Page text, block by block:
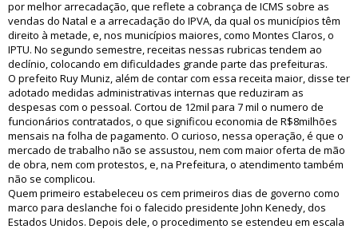
por melhor arrecadação, que reflete a cobrança de ICMS sobre as
vendas do Natal e a arrecadação do IPVA, da qual os municípios têm
direito à metade, e, nos municípios maiores, como Montes Claros, o
IPTU. No segundo semestre, receitas nessas rubricas tendem ao
declínio, colocando em dificuldades grande parte das prefeituras.
O prefeito Ruy Muniz, além de contar com essa receita maior, disse ter
adotado medidas administrativas internas que reduziram as
despesas com o pessoal. Cortou de 12mil para 7 mil o numero de
funcionários contratados, o que significou economia de R$8milhões
mensais na folha de pagamento. O curioso, nessa operação, é que o
mercado de trabalho não se assustou, nem com maior oferta de mão
de obra, nem com protestos, e, na Prefeitura, o atendimento também
não se complicou.
Quem primeiro estabeleceu os cem primeiros dias de governo como
marco para deslanche foi o falecido presidente John Kenedy, dos
Estados Unidos. Depois dele, o procedimento se estendeu em escala